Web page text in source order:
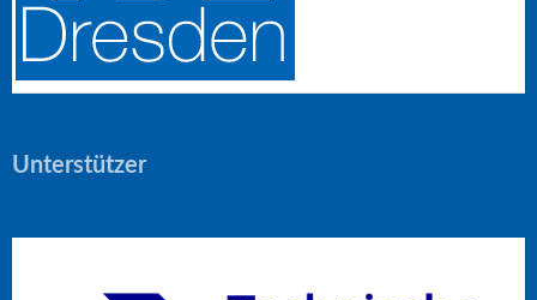
Unterstützer